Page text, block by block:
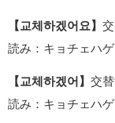
【교체하겠어요】
読み：キョチェハゲ
【교체하겠어】 交
読み：キョチェハ